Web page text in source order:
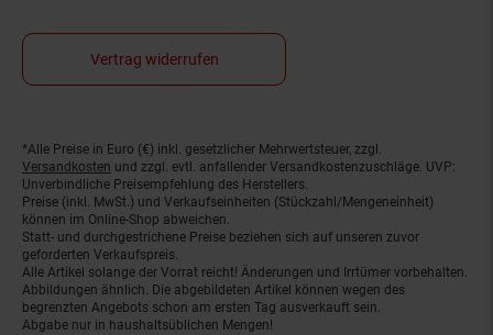
Vertrag widerrufen
Fußnoten
*Alle Preise in Euro (€) inkl. gesetzlicher Mehrwertsteuer, zzgl.
Versandkosten und zzgl. evtl. anfallender Versandkostenzuschläge. UVP:
Unverbindliche Preisempfehlung des Herstellers.
Preise (inkl. MwSt.) und Verkaufseinheiten (Stückzahl/Mengeneinheit)
können im Online-Shop abweichen.
Statt- und durchgestrichene Preise beziehen sich auf unseren zuvor
geforderten Verkaufspreis.
Alle Artikel solange der Vorrat reicht! Änderungen und Irrtümer vorbehalten.
Abbildungen ähnlich. Die abgebildeten Artikel können wegen des
begrenzten Angebots schon am ersten Tag ausverkauft sein.
Abgabe nur in haushaltsüblichen Mengen!